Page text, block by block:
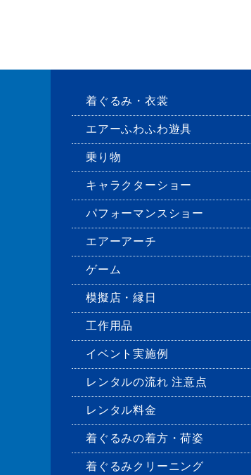
着ぐるみ・衣裳
エアーふわふわ遊具
乗り物
キャラクターショー
パフォーマンスショー
エアーアーチ
ゲーム
模擬店・縁日
工作用品
イベント実施例
レンタルの流れ 注意点
レンタル料金
着ぐるみの着方・荷姿
着ぐるみクリーニング